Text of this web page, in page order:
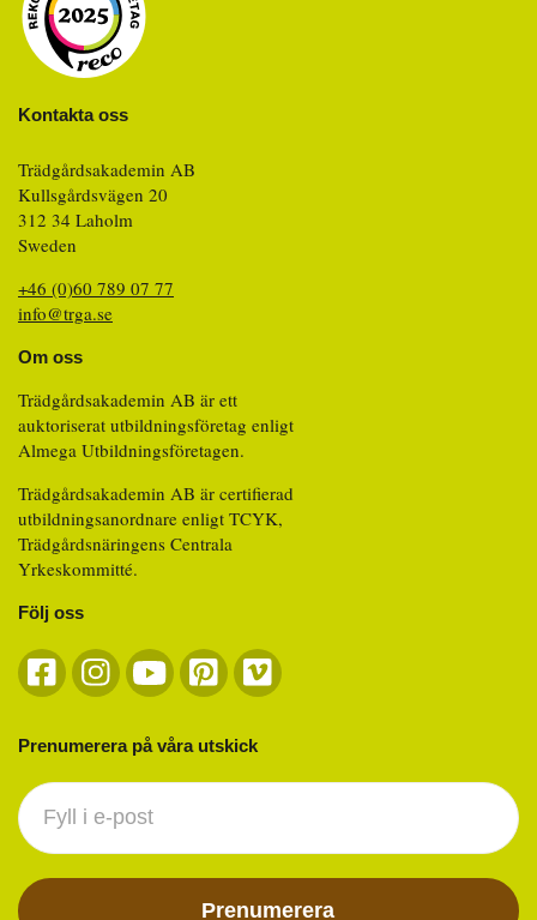
Om oss
Trädgårdsakademin AB är ett
auktoriserat utbildningsföretag enligt
Almega Utbildningsföretagen.
Trädgårdsakademin AB är certifierad
utbildningsanordnare enligt TCYK,
Trädgårdsnäringens Centrala
Yrkeskommitté.
Kontakta oss
Trädgårdsakademin AB
Kullsgårdsvägen 20
312 34 Laholm
Sweden
+46 (0)60 789 07 77
info@trga.se
Följ oss
Prenumerera på våra utskick
Nyhetsbrev
footer
Prenumerera